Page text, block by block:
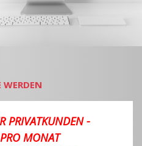
WERDEN
PRIVATKUNDEN -
MONAT